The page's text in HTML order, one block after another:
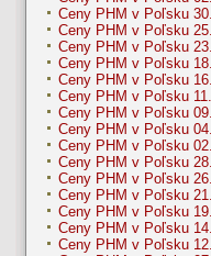
Ceny PHM v Poľsku
Ceny PHM v Poľsku
Ceny PHM v Poľsku
Ceny PHM v Poľsku
Ceny PHM v Poľsku
Ceny PHM v Poľsku
Ceny PHM v Poľsku
Ceny PHM v Poľsku
Ceny PHM v Poľsku
Ceny PHM v Poľsku
Ceny PHM v Poľsku
Ceny PHM v Poľsku
Ceny PHM v Poľsku
Ceny PHM v Poľsku
Ceny PHM v Poľsku